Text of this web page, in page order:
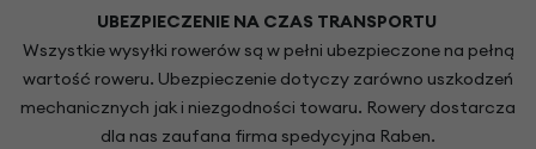
UBEZPIECZENIE NA CZAS TRANSPORTU
Wszystkie wysyłki rowerów są w pełni ubezpieczone na pełną
wartość roweru. Ubezpieczenie dotyczy zarówno uszkodzeń
mechanicznych jak i niezgodności towaru. Rowery dostarcza
dla nas zaufana firma spedycyjna Raben.